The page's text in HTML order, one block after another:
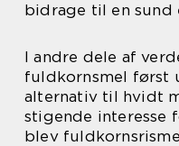
bidrage til en sund
I andre dele af
fuldkornsmel først
alternativ til hvidt
stigende interesse
blev